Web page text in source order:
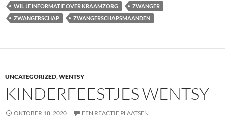
WIL JE INFORMATIE OVER KRAAMZORG
ZWANGER
ZWANGERSCHAP
ZWANGERSCHAPSMAANDEN
UNCATEGORIZED,WENTSY
KINDERFEESTJES WENTSY
OKTOBER 18, 2020 EEN REACTIE PLAATSEN